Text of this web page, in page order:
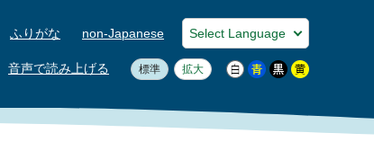
ふりがな non-Japanese
音声で読み上げる 標準 拡大